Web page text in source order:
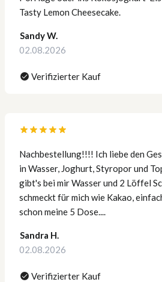
Tasty Lemon Cheesecake.
Sandy W.
02.08.2026
Verifizierter Kauf
Nachbestellung!!!! Ich liebe den
in Wasser, Joghurt, Styropor und
gibt's bei mir Wasser und 2 Löffel
schmeckt für mich wie Kakao,
schon meine 5 Dose....
Sandra H.
02.08.2026
Verifizierter Kauf